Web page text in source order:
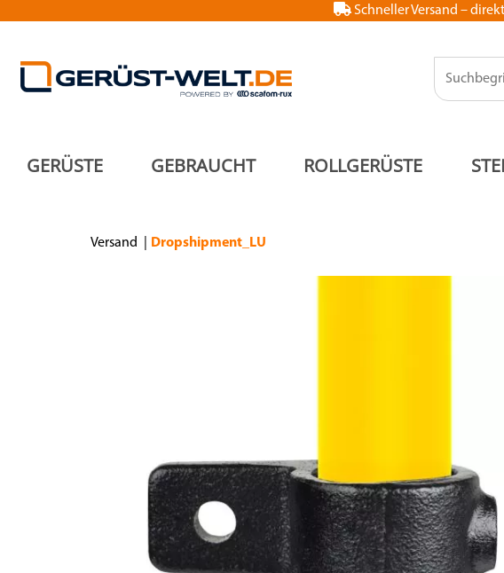
Schneller Versand –
GERÜSTE GEBRAUCHT ROLLGERÜSTE
Versand Dropshipment_LU